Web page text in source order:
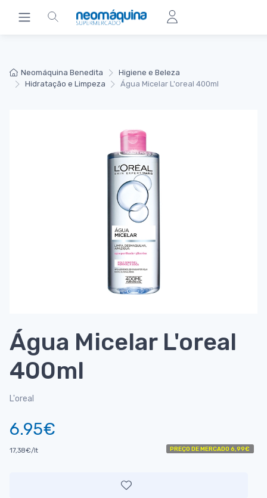
Neomáquina Benedita
Higiene e Beleza
Hidratação e Limpeza
Água Micelar L'oreal 400ml
Água Micelar L'oreal
400ml
L'oreal
6.95€
17,38€/lt PREÇO DE MERCADO 6,99€